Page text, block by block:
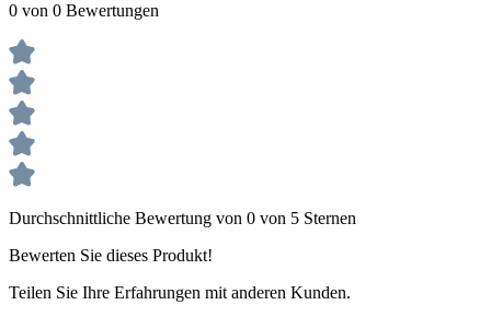
0 von 0 Bewertungen
Durchschnittliche Bewertung von 0 von 5 Sternen
Bewerten Sie dieses Produkt!
Teilen Sie Ihre Erfahrungen mit anderen Kunden.